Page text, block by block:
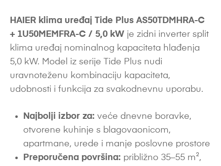
HAIER klima uređaj Tide Plus AS50TDMHRA-C
+ 1U50MEMFRA-C / 5,0 kW je zidni inverter split
klima uređaj nominalnog kapaciteta hlađenja
5,0 kW. Model iz serije Tide Plus nudi
uravnoteženu kombinaciju kapaciteta,
udobnosti i funkcija za svakodnevnu uporabu.
Najbolji izbor za: veće dnevne boravke,
otvorene kuhinje s blagovaonicom,
apartmane, urede i manje poslovne prostore
Preporučena površina: približno 35–55 m²,